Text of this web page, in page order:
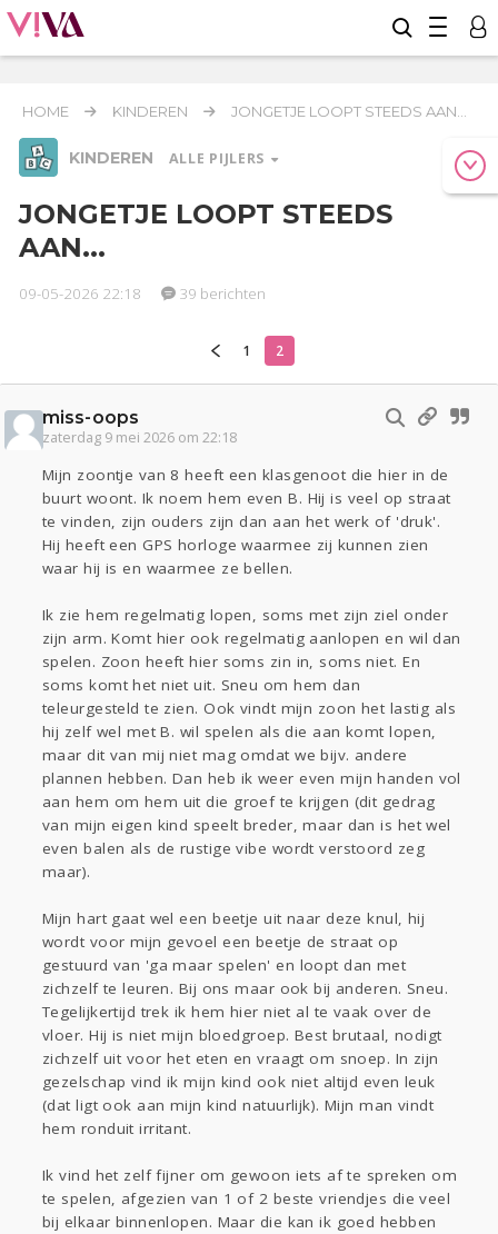
HOME KINDEREN JONGETJE LOOPT STEEDS AAN...
KINDEREN ALLE PIJLERS
Relaties
Seks
Gezondheid
Entertainment
Kinderen
Sport
Viva zoekt
Gevraagd
Horen Doen
Zien
Lezen
JONGETJE LOOPT STEEDS
AAN...
09-05-2026 22:18 39 berichten
1 2
miss-oops
zaterdag 9 mei 2026 om 22:18
Mijn zoontje van 8 heeft een klasgenoot die hier in de
buurt woont. Ik noem hem even B. Hij is veel op straat
te vinden, zijn ouders zijn dan aan het werk of 'druk'.
Hij heeft een GPS horloge waarmee zij kunnen zien
waar hij is en waarmee ze bellen.
Ik zie hem regelmatig lopen, soms met zijn ziel onder
zijn arm. Komt hier ook regelmatig aanlopen en wil dan
spelen. Zoon heeft hier soms zin in, soms niet. En
soms komt het niet uit. Sneu om hem dan
teleurgesteld te zien. Ook vindt mijn zoon het lastig als
hij zelf wel met B. wil spelen als die aan komt lopen,
maar dit van mij niet mag omdat we bijv. andere
plannen hebben. Dan heb ik weer even mijn handen vol
aan hem om hem uit die groef te krijgen (dit gedrag
van mijn eigen kind speelt breder, maar dan is het wel
even balen als de rustige vibe wordt verstoord zeg
maar).
Mijn hart gaat wel een beetje uit naar deze knul, hij
wordt voor mijn gevoel een beetje de straat op
gestuurd van 'ga maar spelen' en loopt dan met
zichzelf te leuren. Bij ons maar ook bij anderen. Sneu.
Tegelijkertijd trek ik hem hier niet al te vaak over de
vloer. Hij is niet mijn bloedgroep. Best brutaal, nodigt
zichzelf uit voor het eten en vraagt om snoep. In zijn
gezelschap vind ik mijn kind ook niet altijd even leuk
(dat ligt ook aan mijn kind natuurlijk). Mijn man vindt
hem ronduit irritant.
Ik vind het zelf fijner om gewoon iets af te spreken om
te spelen, afgezien van 1 of 2 beste vriendjes die veel
bij elkaar binnenlopen. Maar die kan ik goed hebben